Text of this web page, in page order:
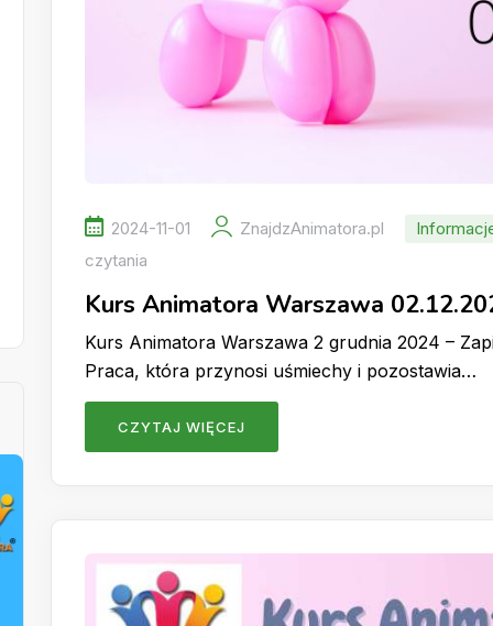
2024-11-01 ZnajdzAnimatora.pl
czytania
Kurs Animatora Warszawa
Kurs Animatora Warszawa 2 grudnia 2024 –
Praca, która przynosi uśmiechy i pozostawia…
CZYTAJ WIĘCEJ